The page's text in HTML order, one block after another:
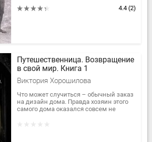
В это неспокойное время...
4.4 (2)
Путешественница. Возвращение
в свой мир. Книга 1
Виктория Хорошилова
Что может случиться – обычный заказ
на дизайн дома. Правда хозяин этого
самого дома оказался совсем не